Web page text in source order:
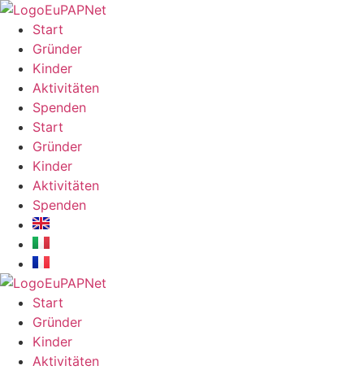
Zum
Inhalt
wechseln
Start
Gründer
Kinder
Aktivitäten
Spenden
Start
Gründer
Kinder
Aktivitäten
Spenden
Start
Gründer
Kinder
Aktivitäten